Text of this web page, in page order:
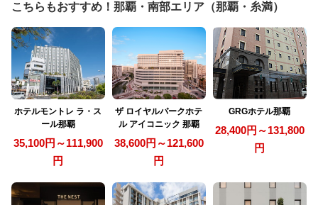
こちらもおすすめ！那覇・南部エリア（那覇・糸満）
ホテルモントレ ラ・ス
ール那覇
35,100円～111,900
円
ザ ロイヤルパークホテ
ル アイコニック 那覇
38,600円～121,600
円
GRGホテル那覇
28,400円～131,800
円